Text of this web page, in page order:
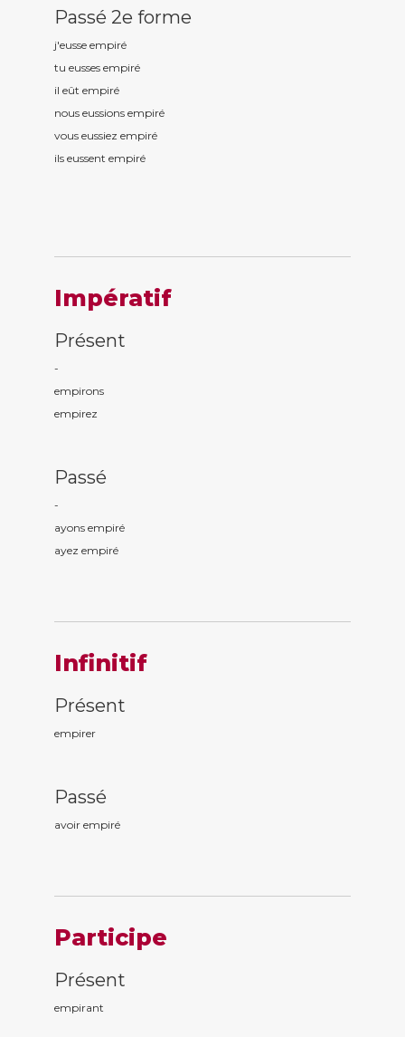
Passé 2e forme
j'eusse empiré
tu eusses empiré
il eût empiré
nous eussions empiré
vous eussiez empiré
ils eussent empiré
Impératif
Présent
-
empirons
empirez
Passé
-
ayons empiré
ayez empiré
Infinitif
Présent
empirer
Passé
avoir empiré
Participe
Présent
empirant